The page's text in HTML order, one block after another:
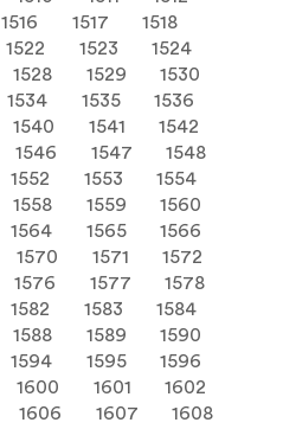
1516 1517
1518
1522 1523
1524
1528 1529
1530
1534 1535
1536
1540 1541
1542
1546 1547
1548
1552 1553
1554
1558 1559
1560
1564 1565
1566
1570 1571
1572
1576 1577
1578
1582 1583
1584
1588 1589
1590
1594 1595
1596
1600 1601
1602
1606 1607
1608